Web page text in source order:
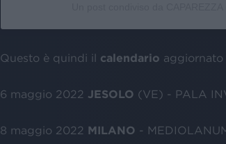
Questo è quindi il calendario aggiornato
6 maggio 2022 JESOLO (VE) - PALA
8 maggio 2022 MILANO -